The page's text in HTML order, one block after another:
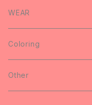
Art Panel
Umbrella
Badge
Button Badges
WEAR
SWEAT
Coloring
animal
Other